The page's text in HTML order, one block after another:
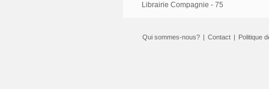
Librairie Compagnie - 75
Qui sommes-nous? | Contact | Politique